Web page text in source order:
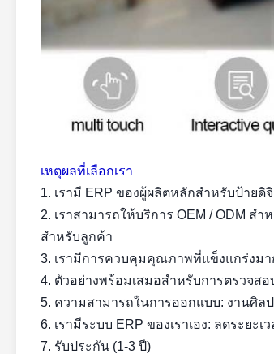
เหตุผลที่เลือกเรา
1. เรามี ERP ของผู้ผลิตหลักสำหรับป้า
2. เราสามารถให้บริการ OEM / ODM
สำหรับลูกค้า
3. เรามีการควบคุมคุณภาพที่แข็งแกร่งม
4. ตัวอย่างพร้อมเสมอสำหรับการตรวจส
5. ความสามารถในการออกแบบ: งานศิ
6. เรามีระบบ ERP ของเราเอง: ลดระย
7. รับประกัน (1-3 ปี)